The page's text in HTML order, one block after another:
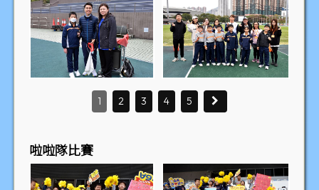
1 2 3 4 5
啦啦隊比賽